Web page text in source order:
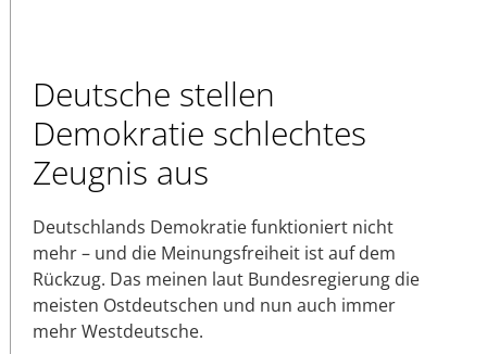
Deutsche stellen
Demokratie schlechtes
Zeugnis aus
Deutschlands Demokratie funktioniert nicht
mehr – und die Meinungsfreiheit ist auf dem
Rückzug. Das meinen laut Bundesregierung die
meisten Ostdeutschen und nun auch immer
mehr Westdeutsche.